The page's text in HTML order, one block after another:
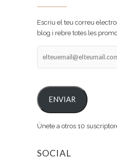
Escriu el teu correu
blog i rebre totes les
ENVIAR
Únete a otros 10
SOCIAL